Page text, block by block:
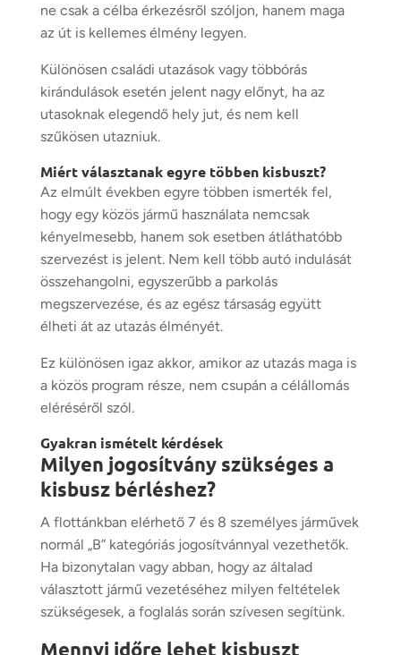
ne csak a célba érkezésről szóljon, hanem maga
az út is kellemes élmény legyen.
Különösen családi utazások vagy többórás
kirándulások esetén jelent nagy előnyt, ha az
utasoknak elegendő hely jut, és nem kell
szűkösen utazniuk.
Miért választanak egyre többen kisbuszt?
Az elmúlt években egyre többen ismerték fel,
hogy egy közös jármű használata nemcsak
kényelmesebb, hanem sok esetben átláthatóbb
szervezést is jelent. Nem kell több autó indulását
összehangolni, egyszerűbb a parkolás
megszervezése, és az egész társaság együtt
élheti át az utazás élményét.
Ez különösen igaz akkor, amikor az utazás maga is
a közös program része, nem csupán a célállomás
eléréséről szól.
Gyakran ismételt kérdések
Milyen jogosítvány szükséges a
kisbusz bérléshez?
A flottánkban elérhető 7 és 8 személyes járművek
normál „B” kategóriás jogosítvánnyal vezethetők.
Ha bizonytalan vagy abban, hogy az általad
választott jármű vezetéséhez milyen feltételek
szükségesek, a foglalás során szívesen segítünk.
Mennyi időre lehet kisbuszt